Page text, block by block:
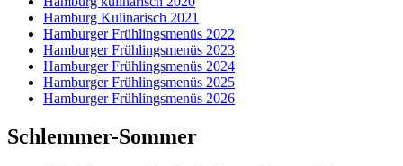
Hamburg Kulinarisch 2021
Hamburger Frühlingsmenüs 2022
Hamburger Frühlingsmenüs 2023
Hamburger Frühlingsmenüs 2024
Hamburger Frühlingsmenüs 2025
Hamburger Frühlingsmenüs 2026
Schlemmer-Sommer